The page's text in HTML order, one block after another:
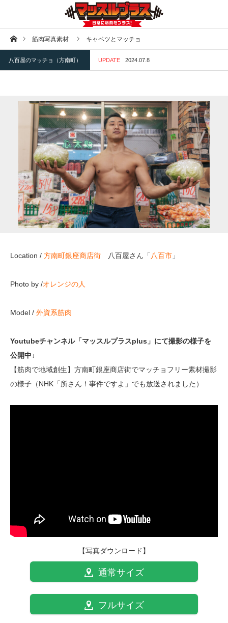
ホーム筋肉写真素材 キャベツとマッチョ
八百屋のマッチョ（方南町） UPDATE 2024.07.8
Location / 方南町銀座商店街 八百屋さん「八百市 」
Photo by /オレンジの人
Model / 外資系筋肉
Youtubeチャンネル「マッスルプラスplus」にて撮影の様子を
公開中↓
【筋肉で地域創生】方南町銀座商店街でマッチョフリー素材撮影
の様子（NHK「所さん！事件ですよ」でも放送されました）
【写真ダウンロード】
通常サイズ
フルサイズ